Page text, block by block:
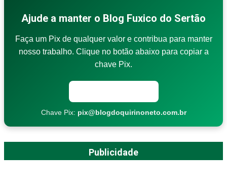
Ajude a manter o Blog Fuxico do Sertão
Faça um Pix de qualquer valor e contribua para manter
nosso trabalho. Clique no botão abaixo para copiar a
chave Pix.
Chave Pix: pix@blogdoquirinoneto.com.br
Publicidade